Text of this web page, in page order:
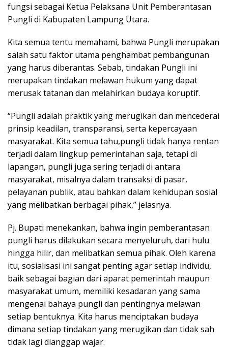
fungsi sebagai Ketua Pelaksana Unit Pemberantasan
Pungli di Kabupaten Lampung Utara.
Kita semua tentu memahami, bahwa Pungli merupakan
salah satu faktor utama penghambat pembangunan
yang harus diberantas. Sebab, tindakan Pungli ini
merupakan tindakan melawan hukum yang dapat
merusak tatanan dan melahirkan budaya koruptif.
“Pungli adalah praktik yang merugikan dan mencederai
prinsip keadilan, transparansi, serta kepercayaan
masyarakat. Kita semua tahu,pungli tidak hanya rentan
terjadi dalam lingkup pemerintahan saja, tetapi di
lapangan, pungli juga sering terjadi di antara
masyarakat, misalnya dalam transaksi di pasar,
pelayanan publik, atau bahkan dalam kehidupan sosial
yang melibatkan berbagai pihak,” jelasnya.
Pj. Bupati menekankan, bahwa ingin pemberantasan
pungli harus dilakukan secara menyeluruh, dari hulu
hingga hilir, dan melibatkan semua pihak. Oleh karena
itu, sosialisasi ini sangat penting agar setiap individu,
baik sebagai bagian dari aparat pemerintah maupun
masyarakat umum, memiliki kesadaran yang sama
mengenai bahaya pungli dan pentingnya melawan
setiap bentuknya. Kita harus menciptakan budaya
dimana setiap tindakan yang merugikan dan tidak sah
tidak lagi dianggap wajar.